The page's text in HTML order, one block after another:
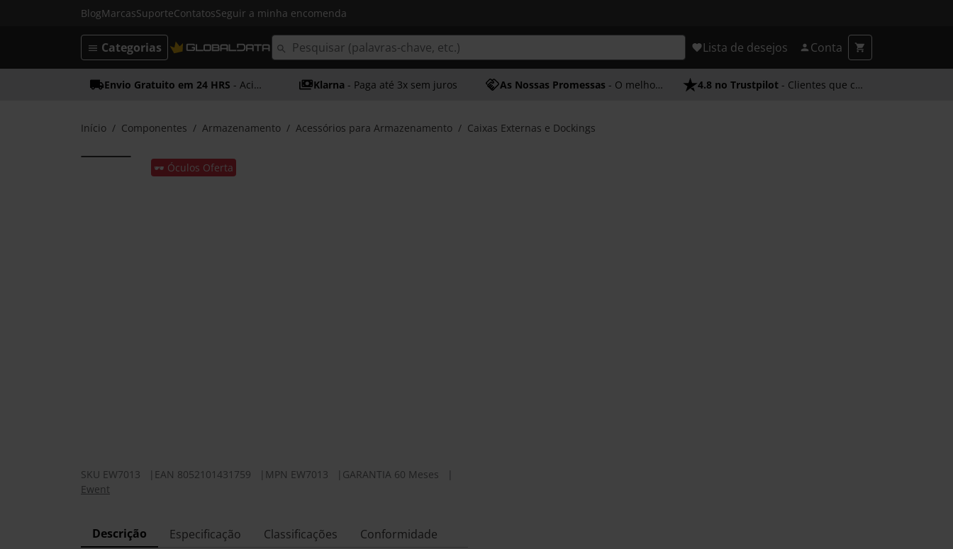
BlogMarcasSuporteContatosSeguir a minha encomenda
Lista de desejos Conta
Categorias
Envio Gratuito em 24 HRS - Acima dos 50€ Klarna - Paga até 3x sem juros As Nossas Promessas - O melhor atendimento 4.8 no Trustpilot - Clientes que confiam em nós
Início Componentes Armazenamento Acessórios para Armazenamento Caixas Externas e Dockings
🕶️ Óculos Oferta
SKU EW7013 EAN 8052101431759 MPN EW7013 GARANTIA 60 Meses
Ewent
Descrição Especificação Classificações Conformidade